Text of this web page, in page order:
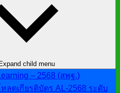
Expand child menu
– 2568 (สพฐ.)
ลดเกียรติบัตร AL-2568 ระดับ